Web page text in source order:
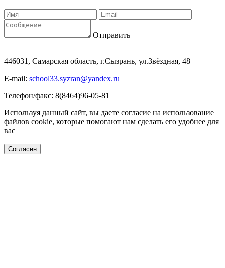
Отправить
446031, Самарская область, г.Сызрань, ул.Звёздная, 48
E-mail: school33.syzran@yandex.ru
Телефон/факс: 8(8464)96-05-81
Используя данный сайт, вы даете согласие на использование
файлов cookie, которые помогают нам сделать его удобнее для
вас
Согласен